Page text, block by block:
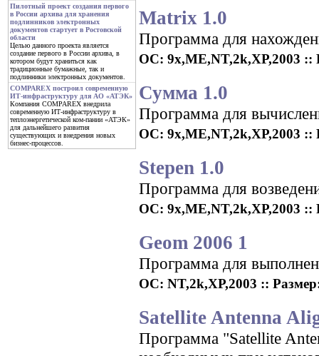
Пилотный проект создания первого
в России архива для хранения
подлинников электронных
документов стартует в Ростовской
области
Целью данного проекта является
создание первого в России архива, в
котором будут храниться как
традиционные бумажные, так и
подлинники электронных документов.
COMPAREX построил современную
ИТ-инфраструктуру для АО «АТЭК»
Компания COMPAREX внедрила
современную ИТ-инфраструктуру в
теплоэнергетической ком-пании «АТЭК»
для дальнейшего развития
существующих и внедрения новых
бизнес-процессов.
Matrix 1.0
Программа для
ОС: 9x,ME,NT,2k,XP,2003 ::
Сумма 1.0
Программа для
ОС: 9x,ME,NT,2k,XP,2003 ::
Stepen 1.0
Программа для
ОС: 9x,ME,NT,2k,XP,2003 ::
Geom 2006 1
Программа для
ОС: NT,2k,XP,2003 ::
Satellite Antenna
Программа "Satellite